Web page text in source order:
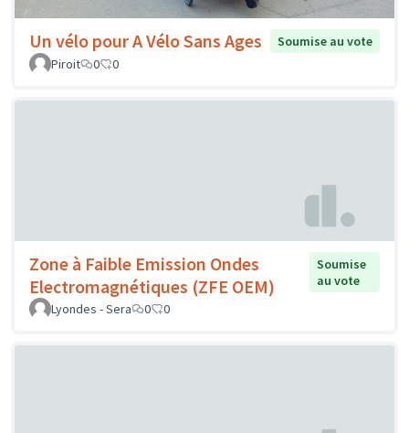
Un vélo pour A Vélo Sans Ages
Soumise au vote
Piroit
0 0
Zone à Faible Emission Ondes
Electromagnétiques (ZFE OEM)
Soumise
au vote
Lyondes - Sera
0 0